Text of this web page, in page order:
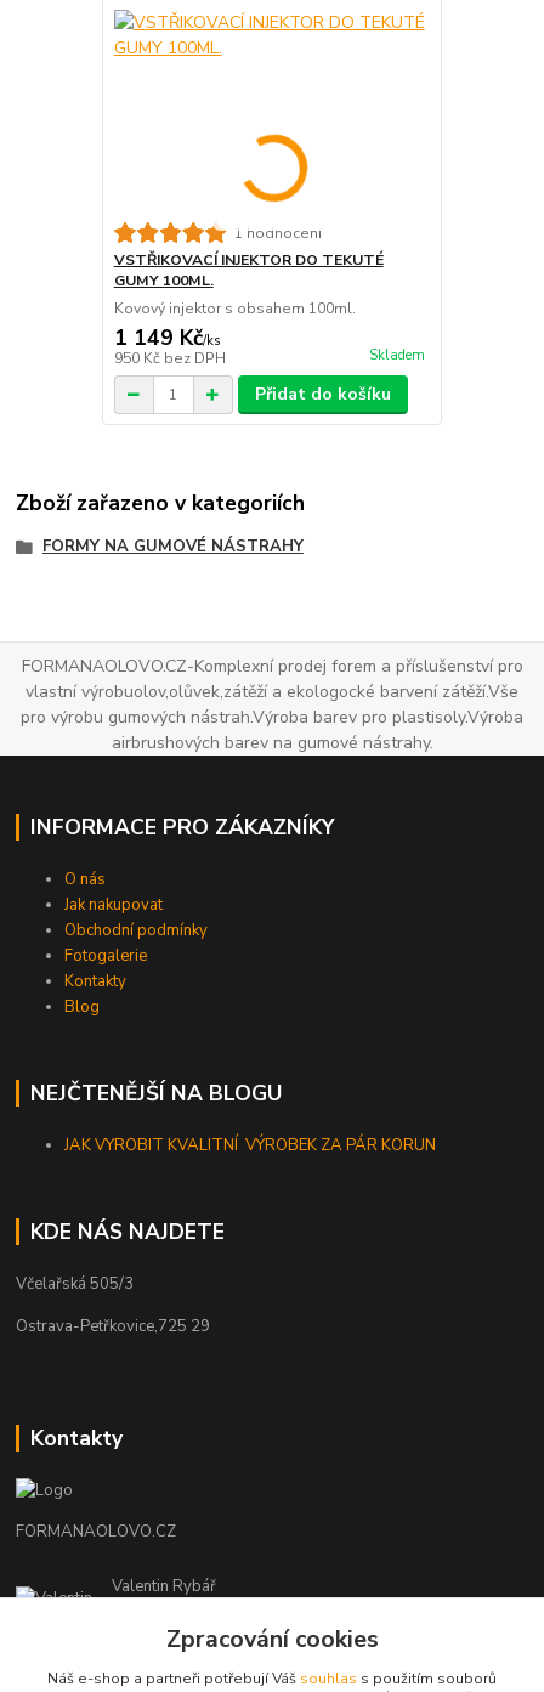
1 hodnocení
VSTŘIKOVACÍ INJEKTOR DO TEKUTÉ
GUMY 100ML.
Kovový injektor s obsahem 100ml.
1 149 Kč/ks
950 Kč bez DPH Skladem
Přidat do košíku
Zboží zařazeno v kategoriích
FORMY NA GUMOVÉ NÁSTRAHY
FORMANAOLOVO.CZ-Komplexní prodej forem a příslušenství pro
vlastní výrobuolov,olůvek,zátěží a ekologocké barvení zátěží.Vše
pro výrobu gumových nástrah.Výroba barev pro plastisoly.Výroba
airbrushových barev na gumové nástrahy.
INFORMACE PRO ZÁKAZNÍKY
O nás
Jak nakupovat
Obchodní podmínky
Fotogalerie
Kontakty
Blog
NEJČTENĚJŠÍ NA BLOGU
JAK VYROBIT KVALITNÍ VÝROBEK ZA PÁR KORUN
KDE NÁS NAJDETE
Včelařská 505/3
Ostrava-Petřkovice,725 29
Kontakty
FORMANAOLOVO.CZ
Valentin Rybář
(Po-Pá, 7-12 15-22 hod.)
ryvafishing@gmail.com
Zpracování cookies
Náš e-shop a partneři potřebují Váš souhlas s použitím souborů